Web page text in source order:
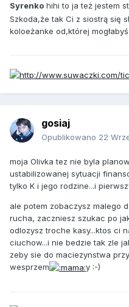
Syrenko hihi to ja też jestem
Szkoda,że tak Ci z siostrą się
koloeżanke od,której
gosiaj
Opublikowano 22
moja Olivka tez nie byla
ustabilizowanej sytuacji
tylko K i jego rodzine...i
ale potem zobaczysz malego
rucha, zaczniesz szukac po
odlozysz troche kasy...ktos ci
ciuchow...i nie bedzie tak zle
zeby sie do maciezynstwa
wesprzem
y :-)